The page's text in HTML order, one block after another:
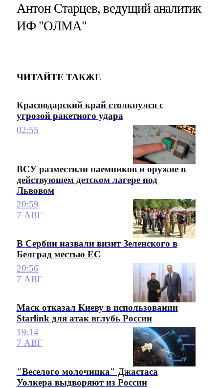
Антон Старцев, ведущий аналитик
ИФ "ОЛМА"
ЧИТАЙТЕ ТАКЖЕ
Краснодарский край столкнулся с
угрозой ракетного удара
02:55
ВСУ разместили наемников и оружие в
действующем детском лагере под
Львовом
20:59
7 АВГ
В Сербии назвали визит Зеленского в
Белград местью ЕС
20:56
7 АВГ
Маск отказал Киеву в использовании
Starlink для атак вглубь России
19:14
7 АВГ
"Веселого молочника" Джастаса
Уолкера выдворяют из России